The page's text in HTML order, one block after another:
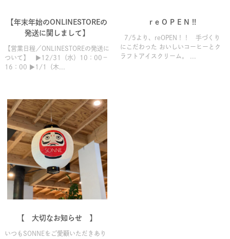
【年末年始のONLINESTOREの
発送に関しまして】
【営業日程／ONLINESTOREの発送に
ついて】 ▶12/31（水）10：00－
16：00 ▶1/1（木...
r e O P E N !!
7/5より、reOPEN！！ 手づくり
にこだわった おいしいコーヒーとク
ラフトアイスクリーム。 ...
【 大切なお知らせ 】
いつもSONNEをご愛顧いただきあり